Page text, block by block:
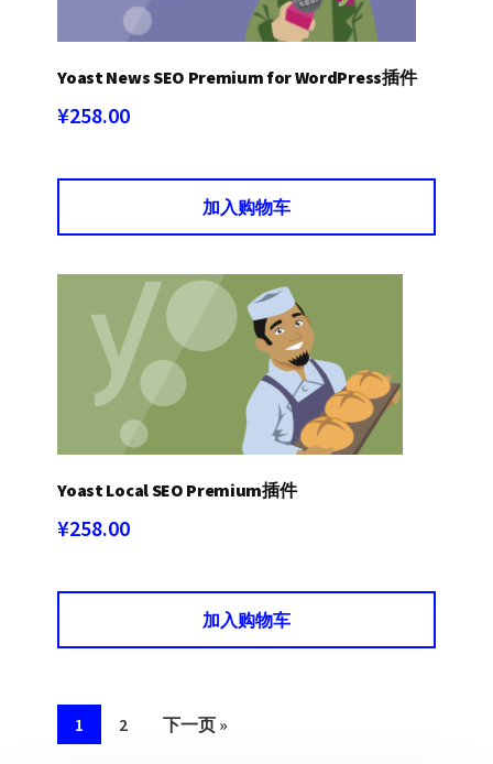
Yoast News SEO Premium for WordPress插件
¥258.00
加入购物车
Yoast Local SEO Premium插件
¥258.00
加入购物车
1 2 下一页 »